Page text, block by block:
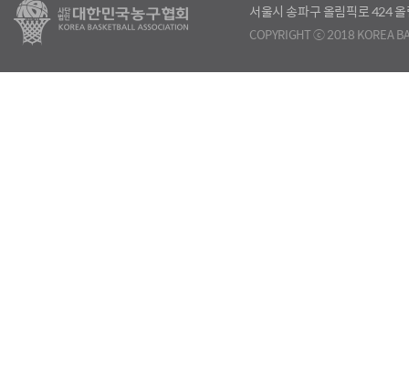
서울시 송파구 올림픽로 424
COPYRIGHT ⓒ 2018 KOREA